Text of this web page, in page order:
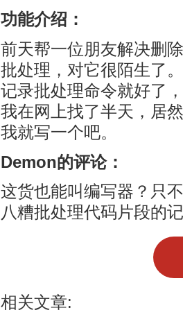
功能介绍：
前天帮一位朋友解决删
批处理，对它很陌生了
记录批处理命令就好了
我在网上找了半天，居
我就写一个吧。
Demon的评论：
这货也能叫编写器？只
八糟批处理代码片段的
相关文章: